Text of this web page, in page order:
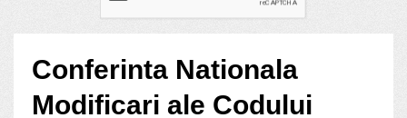
Conferinta Nationala
Modificari ale Codului